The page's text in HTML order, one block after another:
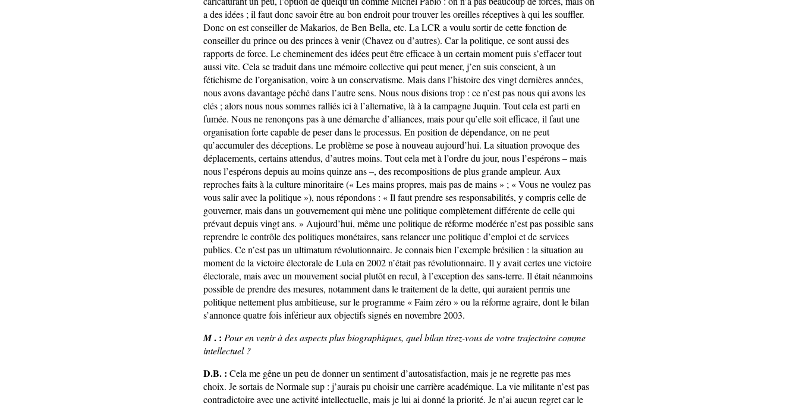
a des idées ; il faut donc savoir être au bon endroit pour trouver les oreilles réceptives à qui les souffler.
Donc on est conseiller de Makarios, de Ben Bella, etc. La LCR a voulu sortir de cette fonction de
conseiller du prince ou des princes à venir (Chavez ou d’autres). Car la politique, ce sont aussi des
rapports de force. Le cheminement des idées peut être efficace à un certain moment puis s’effacer tout
aussi vite. Cela se traduit dans une mémoire collective qui peut mener, j’en suis conscient, à un
fétichisme de l’organisation, voire à un conservatisme. Mais dans l’histoire des vingt dernières années,
nous avons davantage péché dans l’autre sens. Nous nous disions trop : ce n’est pas nous qui avons les
clés ; alors nous nous sommes ralliés ici à l’alternative, là à la campagne Juquin. Tout cela est parti en
fumée. Nous ne renonçons pas à une démarche d’alliances, mais pour qu’elle soit efficace, il faut une
organisation forte capable de peser dans le processus. En position de dépendance, on ne peut
qu’accumuler des déceptions. Le problème se pose à nouveau aujourd’hui. La situation provoque des
déplacements, certains attendus, d’autres moins. Tout cela met à l’ordre du jour, nous l’espérons – mais
nous l’espérons depuis au moins quinze ans –, des recompositions de plus grande ampleur. Aux
reproches faits à la culture minoritaire (« Les mains propres, mais pas de mains » ; « Vous ne voulez pas
vous salir avec la politique »), nous répondons : « Il faut prendre ses responsabilités, y compris celle de
gouverner, mais dans un gouvernement qui mène une politique complètement différente de celle qui
prévaut depuis vingt ans. » Aujourd’hui, même une politique de réforme modérée n’est pas possible sans
reprendre le contrôle des politiques monétaires, sans relancer une politique d’emploi et de services
publics. Ce n’est pas un ultimatum révolutionnaire. Je connais bien l’exemple brésilien : la situation au
moment de la victoire électorale de Lula en 2002 n’était pas révolutionnaire. Il y avait certes une victoire
électorale, mais avec un mouvement social plutôt en recul, à l’exception des sans-terre. Il était néanmoins
possible de prendre des mesures, notamment dans le traitement de la dette, qui auraient permis une
politique nettement plus ambitieuse, sur le programme « Faim zéro » ou la réforme agraire, dont le bilan
s’annonce quatre fois inférieur aux objectifs signés en novembre 2003.
M. : Pour en venir à des aspects plus biographiques, quel bilan tirez-vous de votre trajectoire comme
intellectuel ?
D.B. : Cela me gêne un peu de donner un sentiment d’autosatisfaction, mais je ne regrette pas mes
choix. Je sortais de Normale sup : j’aurais pu choisir une carrière académique. La vie militante n’est pas
contradictoire avec une activité intellectuelle, mais je lui ai donné la priorité. Je n’ai aucun regret car le